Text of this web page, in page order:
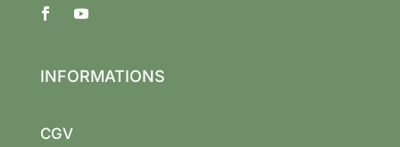
INFORMATIONS
CGV